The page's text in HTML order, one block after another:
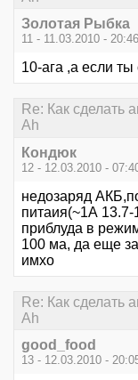
Золотая Рыбка
11 - 11.03.2010 - 20:46
10-ага ,а если
Re: Как сделать
Ah
Кондюк
12 - 12.03.2010 -
недозаряд
питаия(~1А 13.7-
приблуда в
100 ма, да еще
имхо
Re: Как сделать
Ah
good_food
13 - 12.03.2010 -